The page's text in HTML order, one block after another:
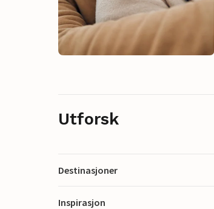
Utforsk
Destinasjoner
Inspirasjon